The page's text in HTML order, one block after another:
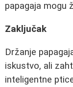
papagaja mogu
Zaključak
Držanje
iskustvo, ali
inteligentne